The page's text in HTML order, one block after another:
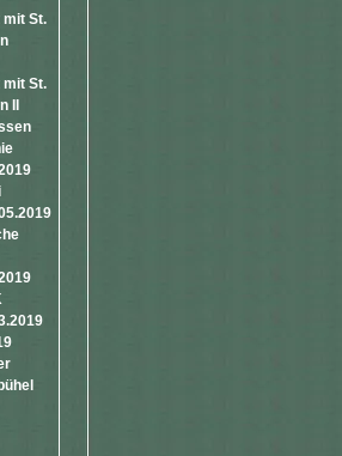
mit St.
mit St.
II